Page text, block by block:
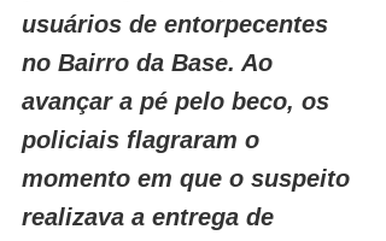
usuários de entorpecentes
no Bairro da Base. Ao
avançar a pé pelo beco, os
policiais flagraram o
momento em que o suspeito
realizava a entrega de